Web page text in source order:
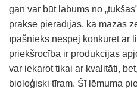
gan var būt labums no
praksē pierādījās, ka mazas
īpašnieks nespēj konkurēt ar
priekšrocība ir produkcijas
var iekarot tikai ar kvalitāti,
bioloģiski tīram. Šī lēmuma